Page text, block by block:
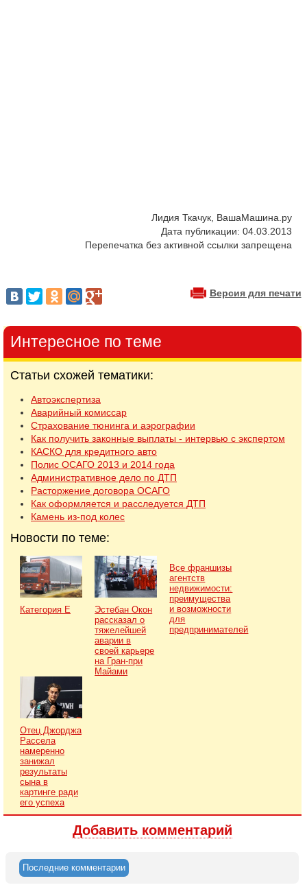
Лидия Ткачук, ВашаМашина.ру
Дата публикации: 04.03.2013
Перепечатка без активной ссылки запрещена
Версия для печати
Интересное по теме
Статьи схожей тематики:
Автоэкспертиза
Аварийный комиссар
Страхование тюнинга и аэрографии
Как получить законные выплаты - интервью с экспертом
КАСКО для кредитного авто
Полис ОСАГО 2013 и 2014 года
Административное дело по ДТП
Расторжение договора ОСАГО
Как оформляется и расследуется ДТП
Камень из-под колес
Новости по теме:
Категория Е
Эстебан Окон
рассказал о
тяжелейшей
аварии в
своей карьере
на Гран-при
Майами
Все франшизы
агентств
недвижимости:
преимущества
и возможности
для
предпринимателей
Отец Джорджа
Рассела
намеренно
занижал
результаты
сына в
картинге ради
его успеха
Добавить комментарий
Последние комментарии